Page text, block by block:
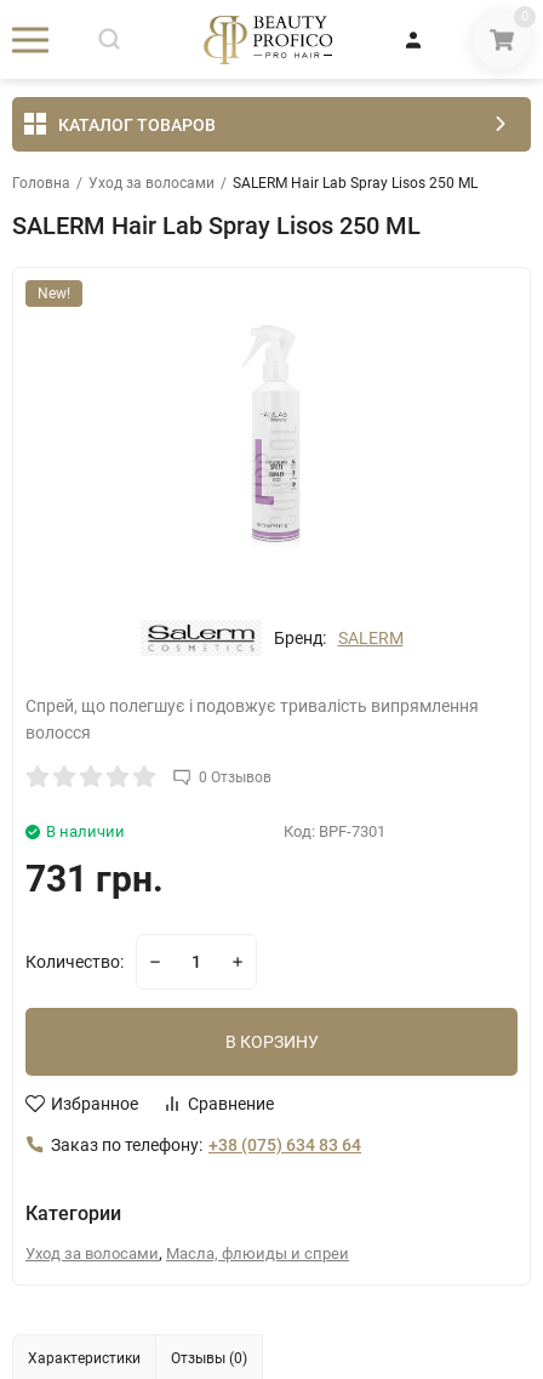
0
КАТАЛОГ ТОВАРОВ
Головна / Уход за волосами / SALERM Hair Lab Spray Lisos 250 ML
SALERM Hair Lab Spray Lisos 250 ML
New!
Бренд: SALERM
Спрей, що полегшує і подовжує тривалість випрямлення
волосся
0 Отзывов
Код: BPF-7301
В наличии
731 грн.
Количество:
В КОРЗИНУ
Избранное Сравнение
Заказ по телефону: +38 (075) 634 83 64
Категории
Уход за волосами, Масла, флюиды и спреи
Характеристики Отзывы (0)